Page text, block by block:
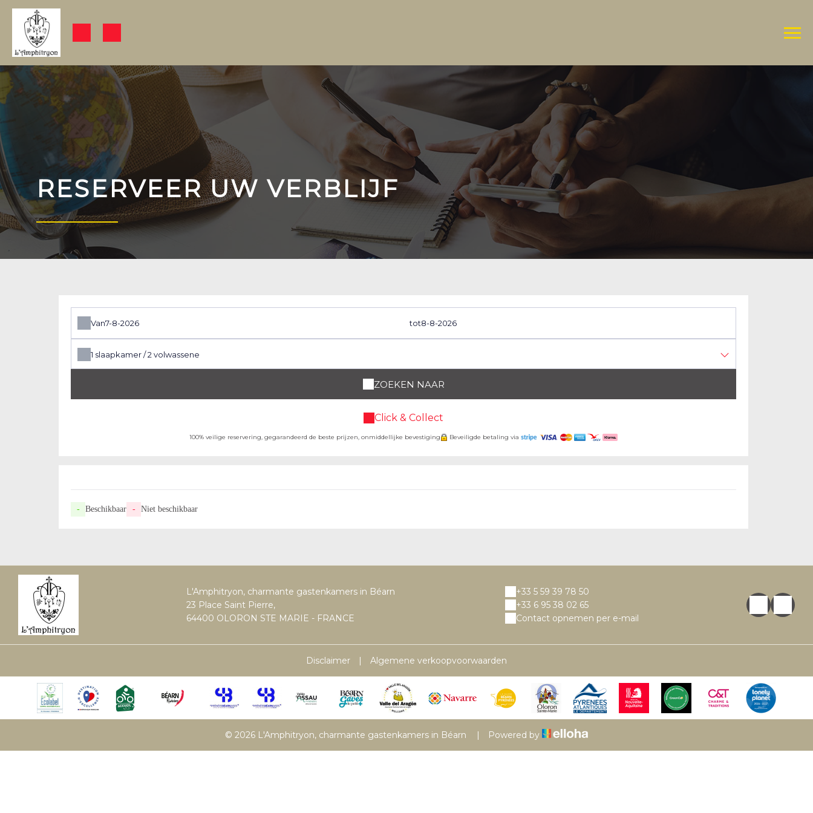
RESERVEER UW VERBLIJF
Van tot
1 slaapkamer /2volwassene
ZOEKEN NAAR
Click & Collect
100% veilige reservering, gegarandeerd de beste prijzen, onmiddellijke bevestiging Beveiligde betaling via
- Beschikbaar - Niet beschikbaar
L'Amphitryon, charmante gastenkamers in Béarn
23 Place Saint Pierre,
64400 OLORON STE MARIE - FRANCE
+33 5 59 39 78 50
+33 6 95 38 02 65
Contact opnemen per e-mail
Disclaimer | Algemene verkoopvoorwaarden
© 2026 L'Amphitryon, charmante gastenkamers in Béarn | Powered by